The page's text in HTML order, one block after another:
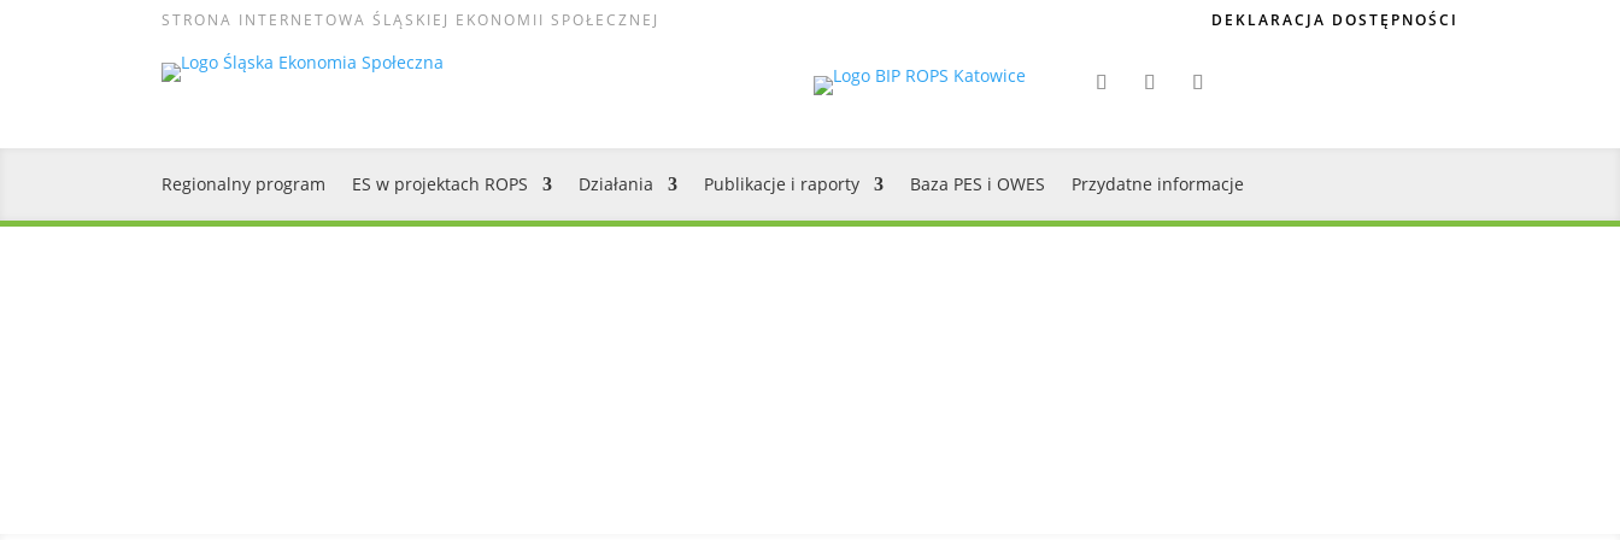
STRONA INTERNETOWA ŚLĄSKIEJ EKONOMII SPOŁECZNEJ DEKLARACJA DOSTĘPNOŚCI
Regionalny program ES w projektach ROPS Działania Publikacje i raporty Baza PES i OWES Przydatne informacje